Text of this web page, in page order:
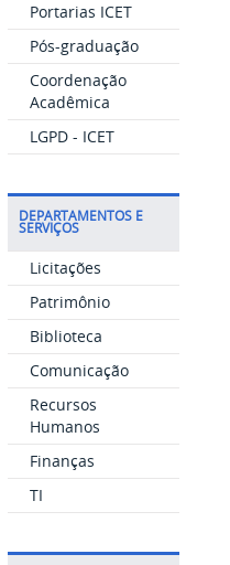
Portarias ICET
Pós-graduação
Coordenação
Acadêmica
LGPD - ICET
DEPARTAMENTOS E
SERVIÇOS
Licitações
Patrimônio
Biblioteca
Comunicação
Recursos
Humanos
Finanças
TI